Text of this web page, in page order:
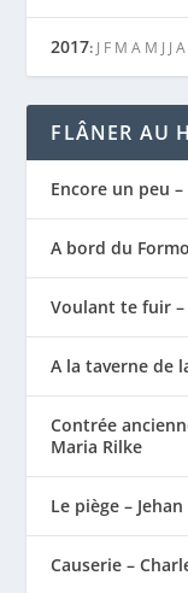
2017: J F M A M J J A
FLÂNER AU
Encore un peu
A bord du
Voulant te fuir –
A la taverne de
Contrée
Maria Rilke
Le piège –
Causerie –